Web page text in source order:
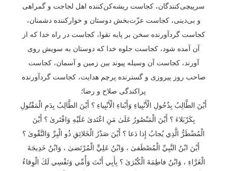
سرپیچی‌کنندگان، کجاست ریشه‌کن‌کننده اهل لجاجت و گمراهی
و بی‌دینی، کجاست عزّت‌بخش دوستان و خوارکننده دشمنان،
کجاست گردآورنده سخن بر پایه تقوا، کجاست در راه خدا که از
آن آمده شود، کجاست جلوه خدا که دوستان به سویش روی
آورند، کجاست آن وسیله پیوند بین زمین و آسمان، کجاست
صاحب روز پیروزی و گسترنده پرچم هدایت، کجاست گردآورنده
پراکندگی صلاح و رضا؛
أَيْنَ الطَّالِبُ بِذُحُولِ الْأَنْبِياءِ وَأَبْناءِ الْأَنْبِياءِ ؟ أَيْنَ الطَّالِبُ بِدَمِ الْمَقْتُولِ
بِكَرْبَلاءَ ؟ أَيْنَ الْمَنْصُورُ عَلَىٰ مَنِ اعْتَدىٰ عَلَيْهِ وَافْتَرىٰ ؟ أَيْنَ
الْمُضْطَرُّ الَّذِي يُجابُ إِذا دَعا ؟ أَيْنَ صَدْرُ الْخَلائِقِ ذُو الْبِرِّ وَالتَّقْوىٰ ؟
أَيْنَ ابْنُ النَّبِيِّ الْمُصْطَفىٰ ، وَابْنُ عَلِيٍّ الْمُرْتَضىٰ ، وَابْنُ خَدِيجَةَ
الْغَرَّاءِ ، وَابْنُ فاطِمَةَ الْكُبْرَىٰ ؟ بِأَبِي أَنْتَ وَأُمِّي وَنَفْسِي لَكَ الْوِقاءُ